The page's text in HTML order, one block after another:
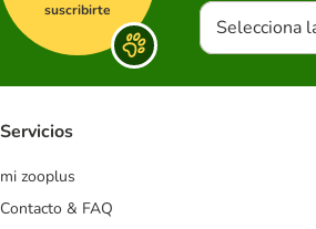
suscribirte
Selecciona
Servicios
mi zooplus
Contacto & FAQ